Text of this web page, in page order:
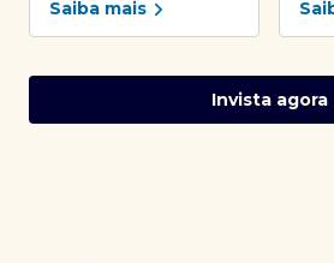
Saiba mais
Invista agora